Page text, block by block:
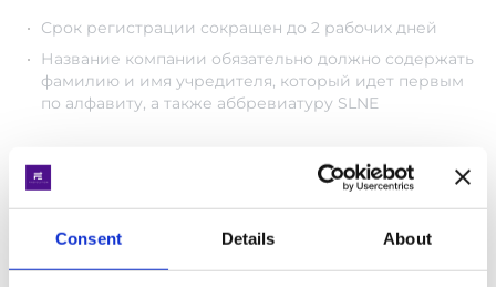
Consent Details About
Срок регистрации сокращен до 2 рабочих дней
Название компании обязательно должно содержать
фамилию и имя учредителя, который идет первым
по алфавиту, а также аббревиатуру SLNE
Существуют и другие формы ведения бизнеса,
такие как партнерства, дочерние компании и
другие.